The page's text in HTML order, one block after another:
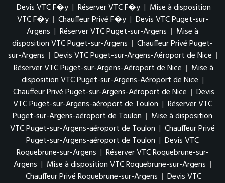
Devis VTC F�y | Réserver VTC F�y | Mise à disposition
VTC F�y | Chauffeur Privé F�y | Devis VTC Puget-sur-
Argens | Réserver VTC Puget-sur-Argens | Mise à
disposition VTC Puget-sur-Argens | Chauffeur Privé Puget-
sur-Argens | Devis VTC Puget-sur-Argens-Aéroport de Nice |
Réserver VTC Puget-sur-Argens-Aéroport de Nice | Mise à
disposition VTC Puget-sur-Argens-Aéroport de Nice |
Chauffeur Privé Puget-sur-Argens-Aéroport de Nice | Devis
VTC Puget-sur-Argens-aéroport de Toulon | Réserver VTC
Puget-sur-Argens-aéroport de Toulon | Mise à disposition
VTC Puget-sur-Argens-aéroport de Toulon | Chauffeur Privé
Puget-sur-Argens-aéroport de Toulon | Devis VTC
Roquebrune-sur-Argens | Réserver VTC Roquebrune-sur-
Argens | Mise à disposition VTC Roquebrune-sur-Argens |
Chauffeur Privé Roquebrune-sur-Argens | Devis VTC